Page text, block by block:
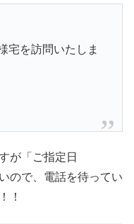
宅を訪問いたしま
が「ご指定日
ので、電話を待ってい
！